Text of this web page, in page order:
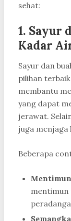
sehat:
1. Sayur
Kadar
Sayur dan
pilihan
membantu
yang dapat
jerawat.
juga
Beberapa
Mentimun
mentimun
Semangka